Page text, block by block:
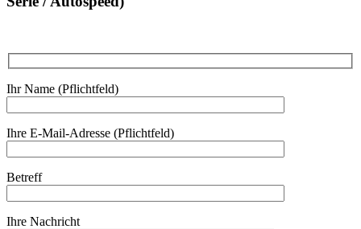
Ihr Name (Pflichtfeld)
Ihre E-Mail-Adresse (Pflichtfeld)
Betreff
Ihre Nachricht